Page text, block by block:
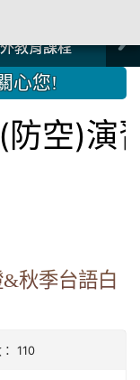
教育課程
教育課程
園市家長會與桃
園市家長會與桃
教育課程
教育課程
際獅子會與本校
際獅子會與本校
際獅子會贈送本
際獅子會贈送本
禮物
禮物
學金
學金
與國際獅子會獅
與國際獅子會獅
公共關係
公共關係
心您!
空)演
秋季台語白
110